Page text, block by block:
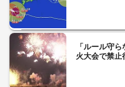
「ルール守
火大会で禁